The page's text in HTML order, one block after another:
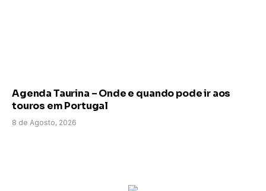
Agenda Taurina – Onde e quando pode ir aos
touros em Portugal
8 de Agosto, 2026